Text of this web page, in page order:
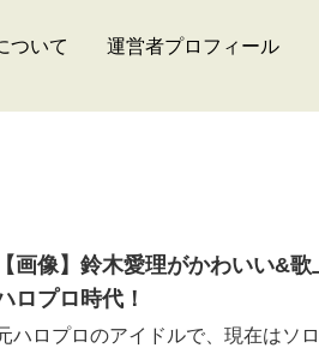
ついて 運営者プロフィール
【画像】鈴木愛理がかわいい&
ロプロ時代！
ハロプロのアイドルで、現在はソ